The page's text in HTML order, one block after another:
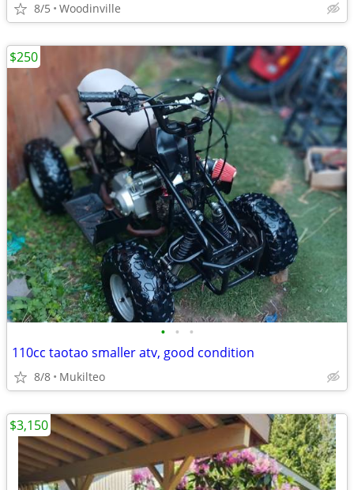
8/5 Woodinville
• • •
110cc taotao smaller atv, good condition
8/8 Mukilteo
$250
$3,150